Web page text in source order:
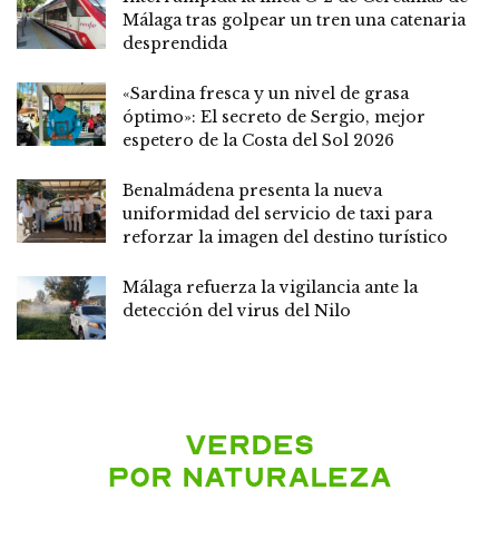
Málaga tras golpear un tren una catenaria
desprendida
«Sardina fresca y un nivel de grasa
óptimo»: El secreto de Sergio, mejor
espetero de la Costa del Sol 2026
Benalmádena presenta la nueva
uniformidad del servicio de taxi para
reforzar la imagen del destino turístico
Málaga refuerza la vigilancia ante la
detección del virus del Nilo